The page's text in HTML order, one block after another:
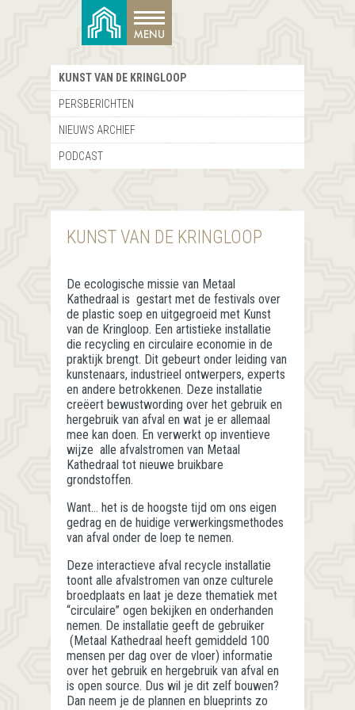
KUNST VAN DE KRINGLOOP
PERSBERICHTEN
NIEUWS ARCHIEF
PODCAST
KUNST VAN DE KRINGLOOP
De ecologische missie van Metaal
Kathedraal is gestart met de festivals over
de plastic soep en uitgegroeid met Kunst
van de Kringloop. Een artistieke installatie
die recycling en circulaire economie in de
praktijk brengt. Dit gebeurt onder leiding van
kunstenaars, industrieel ontwerpers, experts
en andere betrokkenen. Deze installatie
creëert bewustwording over het gebruik en
hergebruik van afval en wat je er allemaal
mee kan doen. En verwerkt op inventieve
wijze alle afvalstromen van Metaal
Kathedraal tot nieuwe bruikbare
grondstoffen.
Want… het is de hoogste tijd om ons eigen
gedrag en de huidige verwerkingsmethodes
van afval onder de loep te nemen.
Deze interactieve afval recycle installatie
toont alle afvalstromen van onze culturele
broedplaats en laat je deze thematiek met
“circulaire” ogen bekijken en onderhanden
nemen. De installatie geeft de gebruiker
(Metaal Kathedraal heeft gemiddeld 100
mensen per dag over de vloer) informatie
over het gebruik en hergebruik van afval en
is open source. Dus wil je dit zelf bouwen?
Dan neem je de plannen en blueprints zo